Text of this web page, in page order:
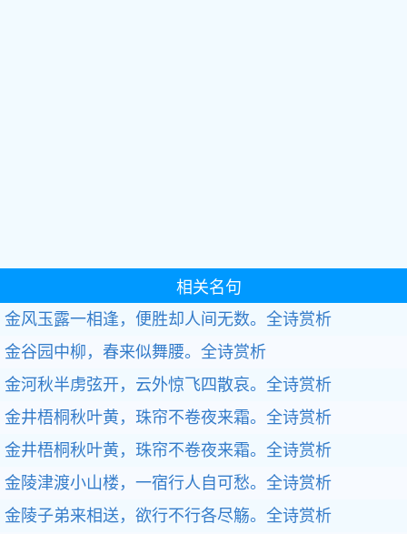
相关名句
金风玉露一相逢，便胜却人间无数。全诗赏析
金谷园中柳，春来似舞腰。全诗赏析
金河秋半虏弦开，云外惊飞四散哀。全诗赏析
金井梧桐秋叶黄，珠帘不卷夜来霜。全诗赏析
金井梧桐秋叶黄，珠帘不卷夜来霜。全诗赏析
金陵津渡小山楼，一宿行人自可愁。全诗赏析
金陵子弟来相送，欲行不行各尽觞。全诗赏析